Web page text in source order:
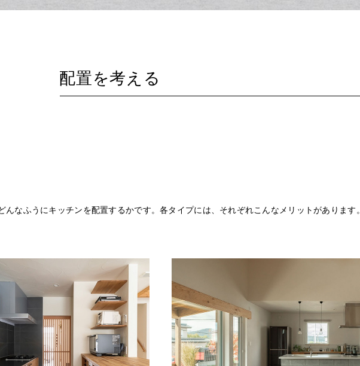
配置を考える
んなふうにキッチンを配置するかです。各タイプには、それぞれこんなメリットがあります。